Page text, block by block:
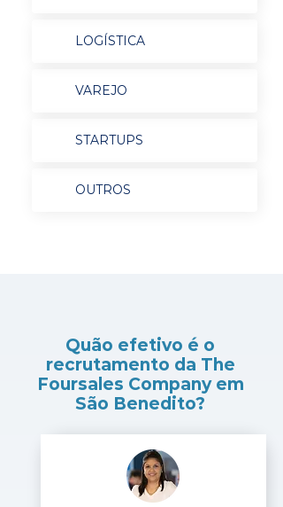
LOGÍSTICA
VAREJO
STARTUPS
OUTROS
Quão efetivo é o
recrutamento da The
Foursales Company em
São Benedito?